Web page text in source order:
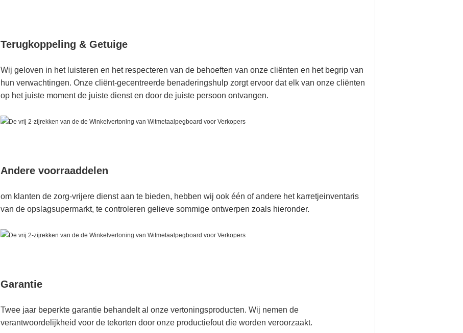
Terugkoppeling & Getuige
Wij geloven in het luisteren en het respecteren van de behoeften van onze cliënten en het begrip van
hun verwachtingen. Onze cliënt-gecentreerde benaderingshulp zorgt ervoor dat elk van onze cliënten
op het juiste moment de juiste dienst en door de juiste persoon ontvangen.
Andere voorraaddelen
om klanten de zorg-vrijere dienst aan te bieden, hebben wij ook één of andere het karretjeinventaris
van de opslagsupermarkt, te controleren gelieve sommige ontwerpen zoals hieronder.
Garantie
Twee jaar beperkte garantie behandelt al onze vertoningsproducten. Wij nemen de
verantwoordelijkheid voor de tekorten door onze productiefout die worden veroorzaakt.